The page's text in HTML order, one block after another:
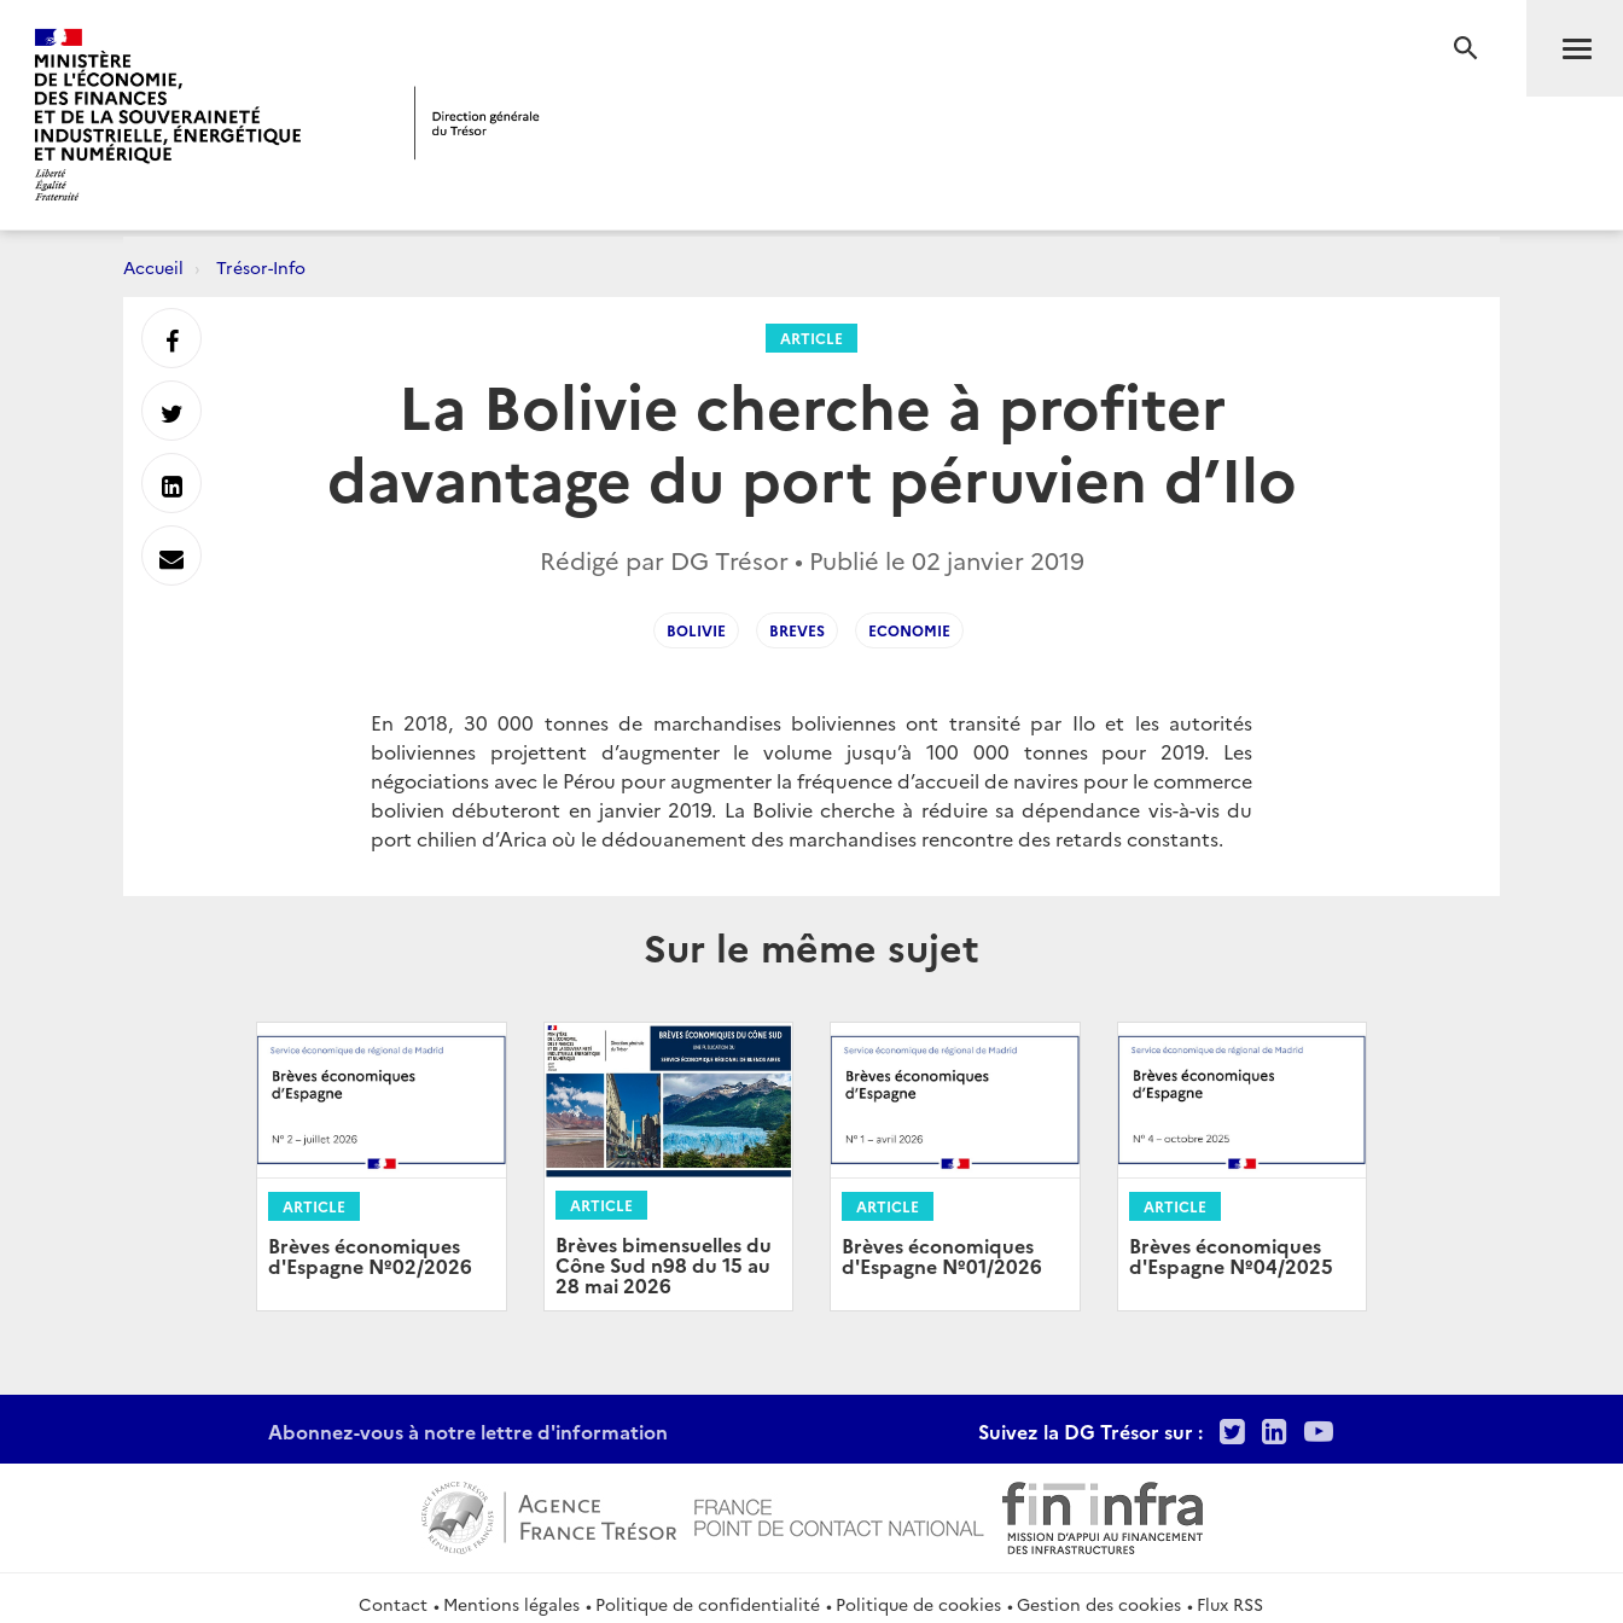
RECHERCHE
Accueil Trésor-Info
ARTICLE
La Bolivie cherche à profiter
davantage du port péruvien d’Ilo
Rédigé par DG Trésor • Publié le 02 janvier 2019
BOLIVIE BREVES ECONOMIE
En 2018, 30 000 tonnes de marchandises boliviennes ont transité par Ilo et les autorités
boliviennes projettent d’augmenter le volume jusqu’à 100 000 tonnes pour 2019. Les
négociations avec le Pérou pour augmenter la fréquence d’accueil de navires pour le commerce
bolivien débuteront en janvier 2019. La Bolivie cherche à réduire sa dépendance vis-à-vis du
port chilien d’Arica où le dédouanement des marchandises rencontre des retards constants.
Sur le même sujet
ARTICLE
Brèves économiques
d'Espagne Nº02/2026
ARTICLE
Brèves bimensuelles du
Cône Sud n98 du 15 au
28 mai 2026
ARTICLE
Brèves économiques
d'Espagne Nº01/2026
ARTICLE
Brèves économiques
d'Espagne Nº04/2025
Partager
sur
Partager
sur
Partager
sur
Envoyer
Abonnez-vous à notre lettre d'information Suivez la DG Trésor sur : TwitterLinkedIn
Youtube
Contact Mentions légales Politique de confidentialité Politique de cookies Gestion des cookies Flux RSS